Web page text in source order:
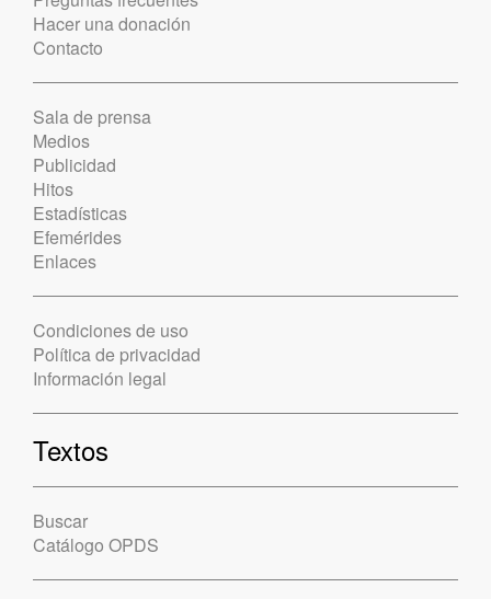
Hacer una donación
Contacto
Sala de prensa
Medios
Publicidad
Hitos
Estadísticas
Efemérides
Enlaces
Condiciones de uso
Política de privacidad
Información legal
Textos
Buscar
Catálogo OPDS